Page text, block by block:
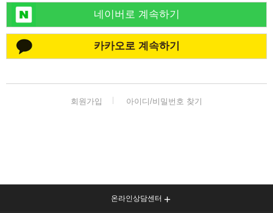
네이버로 계속하기
카카오로 계속하기
회원가입 아이디/비밀번호 찾기
온라인상담센터